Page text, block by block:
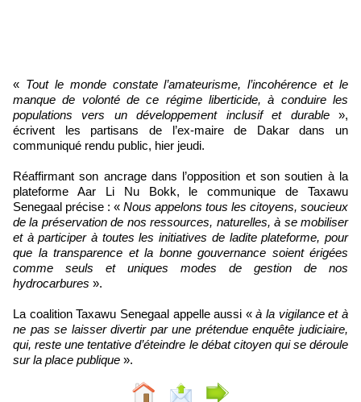
« Tout le monde constate l’amateurisme, l’incohérence et le
manque de volonté de ce régime liberticide, à conduire les
populations vers un développement inclusif et durable »,
écrivent les partisans de l’ex-maire de Dakar dans un
communiqué rendu public, hier jeudi.
Réaffirmant son ancrage dans l’opposition et son soutien à la
plateforme Aar Li Nu Bokk, le communique de Taxawu
Senegaal précise : « Nous appelons tous les citoyens, soucieux
de la préservation de nos ressources, naturelles, à se mobiliser
et à participer à toutes les initiatives de ladite plateforme, pour
que la transparence et la bonne gouvernance soient érigées
comme seuls et uniques modes de gestion de nos
hydrocarbures ».
La coalition Taxawu Senegaal appelle aussi «à la vigilance et à
ne pas se laisser divertir par une prétendue enquête judiciaire,
qui, reste une tentative d’éteindre le débat citoyen qui se déroule
sur la place publique ».